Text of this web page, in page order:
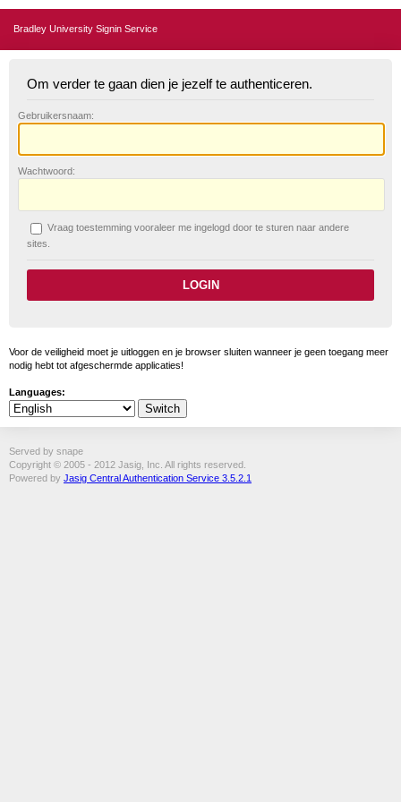
Bradley University Signin Service
Om verder te gaan dien je jezelf te authenticeren.
Gebruikersnaam:
Wachtwoord:
Vraag toestemming vooraleer me ingelogd door te sturen naar andere
sites.
Voor de veiligheid moet je uitloggen en je browser sluiten wanneer je geen toegang meer
nodig hebt tot afgeschermde applicaties!
Languages:
Served by snape
Copyright © 2005 - 2012 Jasig, Inc. All rights reserved.
Powered by Jasig Central Authentication Service 3.5.2.1